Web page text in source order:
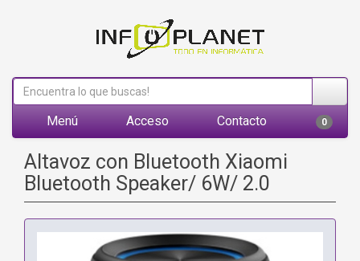
Menú Acceso Contacto 0
Altavoz con Bluetooth Xiaomi
Bluetooth Speaker/ 6W/ 2.0